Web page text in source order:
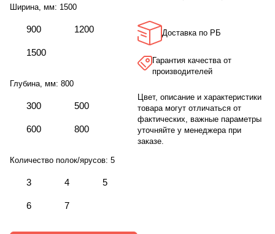
Ширина, мм: 1500
900 1200
1500
Глубина, мм: 800
300 500
600 800
Количество полок/ярусов: 5
3 4 5
6 7
Доставка по РБ
Гарантия качества от
производителей
Цвет, описание и характеристики
товара могут отличаться от
фактических, важные параметры
уточняйте у менеджера при
заказе.